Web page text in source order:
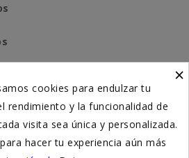
×
cookies para endulzar tu
rendimiento y la funcionalidad de
visita sea única y personalizada.
hacer tu experiencia aún más